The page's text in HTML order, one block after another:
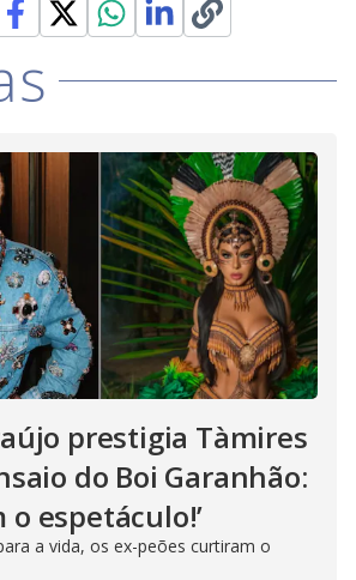
prestigia Tàmires
do Boi Garanhão:
o espetáculo!’
a vida, os ex-peões curtiram o